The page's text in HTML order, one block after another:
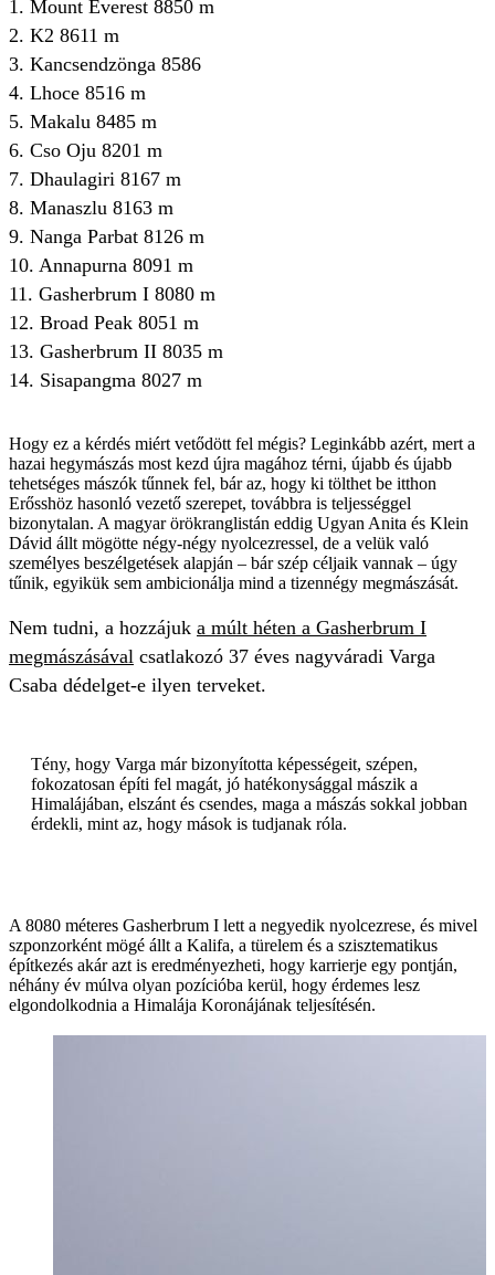
1. Mount Everest 8850 m
2. K2 8611 m
3. Kancsendzönga 8586
4. Lhoce 8516 m
5. Makalu 8485 m
6. Cso Oju 8201 m
7. Dhaulagiri 8167 m
8. Manaszlu 8163 m
9. Nanga Parbat 8126 m
10. Annapurna 8091 m
11. Gasherbrum I 8080 m
12. Broad Peak 8051 m
13. Gasherbrum II 8035 m
14. Sisapangma 8027 m
Hogy ez a kérdés miért vetődött fel mégis? Leginkább azért, mert a
hazai hegymászás most kezd újra magához térni, újabb és újabb
tehetséges mászók tűnnek fel, bár az, hogy ki tölthet be itthon
Erősshöz hasonló vezető szerepet, továbbra is teljességgel
bizonytalan. A magyar örökranglistán eddig Ugyan Anita és Klein
Dávid állt mögötte négy-négy nyolcezressel, de a velük való
személyes beszélgetések alapján – bár szép céljaik vannak – úgy
tűnik, egyikük sem ambicionálja mind a tizennégy megmászását.
Nem tudni, a hozzájuk a múlt héten a Gasherbrum I
megmászásával csatlakozó 37 éves nagyváradi Varga
Csaba dédelget-e ilyen terveket.
Tény, hogy Varga már bizonyította képességeit, szépen,
fokozatosan építi fel magát, jó hatékonysággal mászik a
Himalájában, elszánt és csendes, maga a mászás sokkal jobban
érdekli, mint az, hogy mások is tudjanak róla.
A 8080 méteres Gasherbrum I lett a negyedik nyolcezrese, és mivel
szponzorként mögé állt a Kalifa, a türelem és a szisztematikus
építkezés akár azt is eredményezheti, hogy karrierje egy pontján,
néhány év múlva olyan pozícióba kerül, hogy érdemes lesz
elgondolkodnia a Himalája Koronájának teljesítésén.